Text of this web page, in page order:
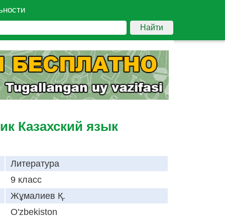
Найти
Казахский язык
Литература
9 класс
Жұмалиев Қ.
O'zbekiston